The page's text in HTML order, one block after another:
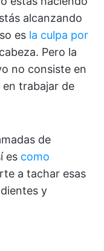
alcanzando
es la culpa por
Pero la
no consiste en
trabajar de
de
es como
a tachar esas
y